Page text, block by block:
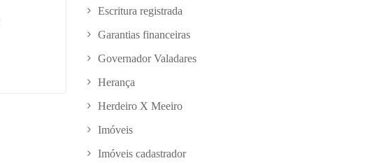
Escritura registrada
Garantias financeiras
Governador Valadares
Herança
Herdeiro X Meeiro
Imóveis
Imóveis cadastrador